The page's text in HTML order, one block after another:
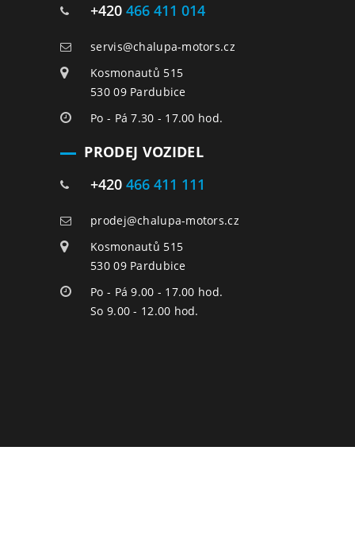
+420 466 411 014
servis@chalupa-motors.cz
Kosmonautů 515
530 09 Pardubice
Po - Pá 7.30 - 17.00 hod.
PRODEJ VOZIDEL
+420 466 411 111
prodej@chalupa-motors.cz
Kosmonautů 515
530 09 Pardubice
Po - Pá 9.00 - 17.00 hod.
So 9.00 - 12.00 hod.